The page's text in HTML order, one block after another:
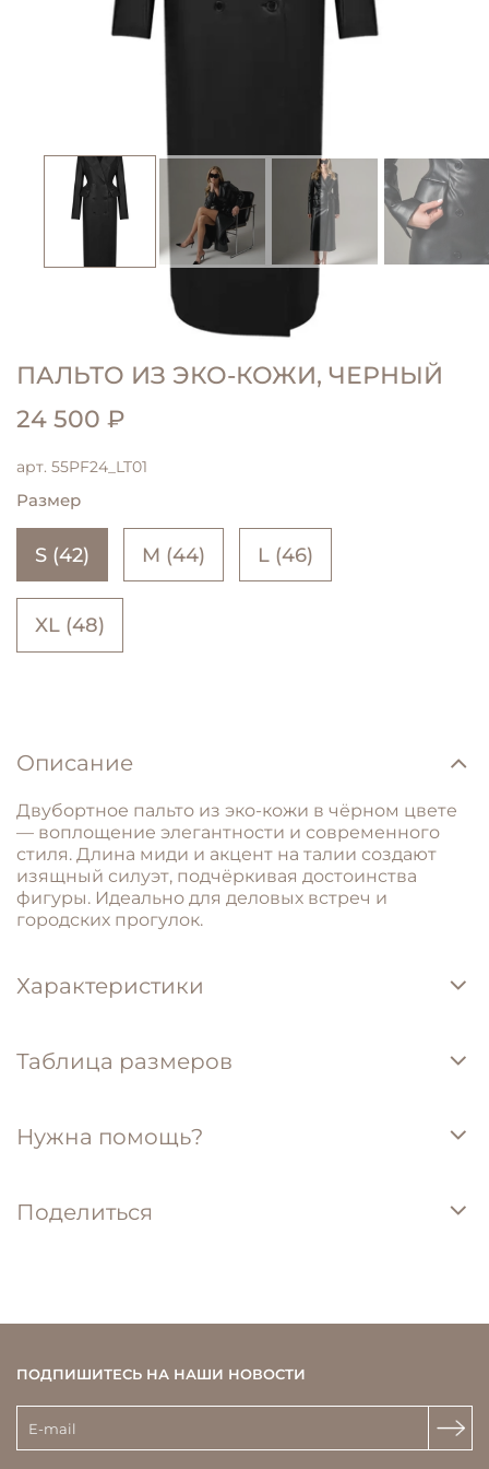
арт. 55PF24_LT01
ПАЛЬТО ИЗ ЭКО-КОЖИ, ЧЕРНЫЙ
24 500 ₽
Размер
S (42) M (44) L (46)
XL (48)
Описание
Двубортное пальто из эко-кожи в чёрном цвете
— воплощение элегантности и современного
стиля. Длина миди и акцент на талии создают
изящный силуэт, подчёркивая достоинства
фигуры. Идеально для деловых встреч и
городских прогулок.
Характеристики
Таблица размеров
Нужна помощь?
Поделиться
ПОДПИШИТЕСЬ НА НАШИ НОВОСТИ